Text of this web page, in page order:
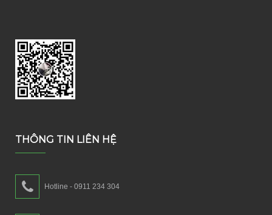
THÔNG TIN LIÊN HỆ
Hotline - 0911 234 304